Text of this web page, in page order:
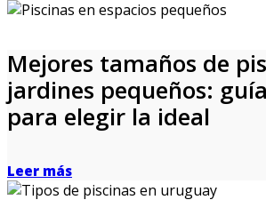
Mejores tamaños de
jardines pequeños:
para elegir la ideal
Leer más